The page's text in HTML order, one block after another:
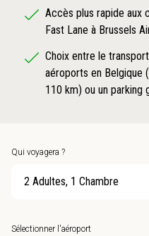
Accès plus rapide aux
Fast Lane à Brussels
Choix entre le
aéroports en Belgique
110 km) ou un parking
Qui voyagera ?
2 Adultes, 1 Chambre
Sélectionner l'aéroport